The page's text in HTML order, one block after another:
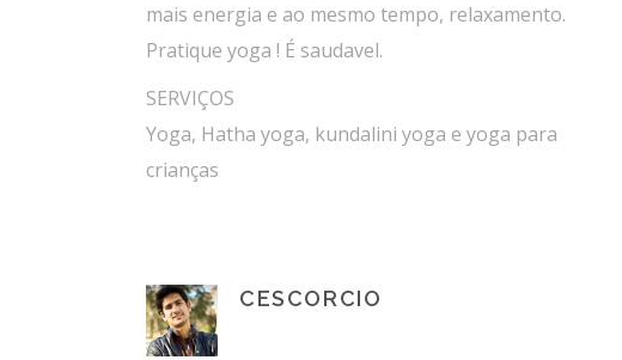
mais energia e ao mesmo tempo, relaxamento.
Pratique yoga ! É saudavel.
SERVIÇOS
Yoga, Hatha yoga, kundalini yoga e yoga para
crianças
CESCORCIO